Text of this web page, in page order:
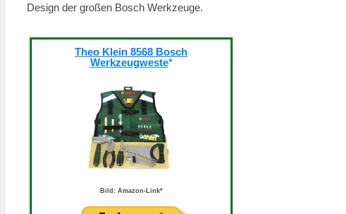
Design der großen Bosch Werkzeuge.
Theo Klein 8568 Bosch
Werkzeugweste*
Bild: Amazon-Link*